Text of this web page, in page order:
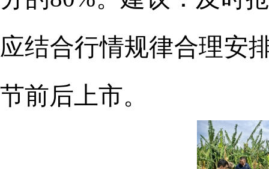
应结合行情规律合理安
节前后上市。